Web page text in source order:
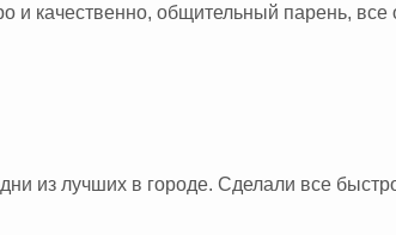
и качественно, общительный парень,
из лучших в городе. Сделали все